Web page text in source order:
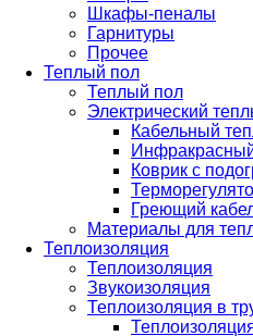
Шкафы-пеналы
Гарнитуры
Прочее
Теплый пол
Теплый пол
Электрический
Кабельный
Коврик с
Греющий
Материалы для
Теплоизоляция
Теплоизоляция
Звукоизоляция
Теплоизоляция в